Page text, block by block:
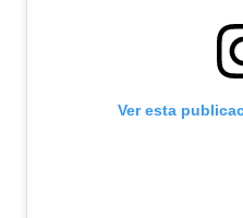
Ver esta